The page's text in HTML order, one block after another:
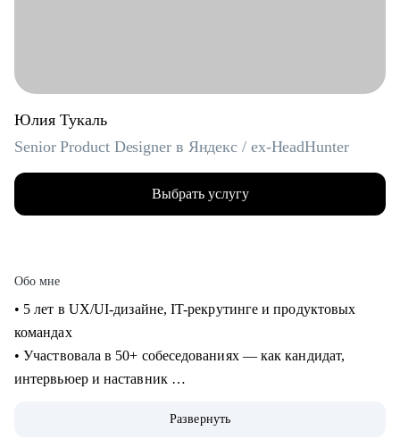
Юлия Тукаль
Senior Product Designer в Яндекс / ex-HeadHunter
Выбрать услугу
Обо мне
• 5 лет в UX/UI-дизайне, IT-рекрутинге и продуктовых
командах
• Участвовала в 50+ собеседованиях — как кандидат,
интервьюер и наставник
миллионами пользователейРазвернуть